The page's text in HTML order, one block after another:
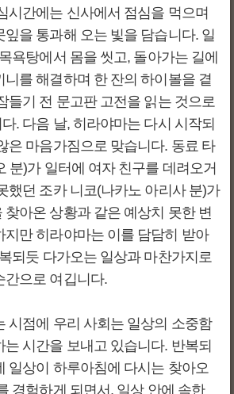
시간에는 신사에서 점심을 먹으며
을 통과해 오는 빛을 담습니다. 일
욕탕에서 몸을 씻고, 돌아가는 길에
니를 해결하며 한 잔의 하이볼을 곁
들기 전 문고판 고전을 읽는 것으로
. 다음 날, 히라야마는 다시 시작되
은 마음가짐으로 맞습니다. 동료 타
분)가 일터에 여자 친구를 데려오거
했던 조카 니코(나카노 아리사 분)가
찾아온 상황과 같은 예상치 못한 변
지만 히라야마는 이를 담담히 받아
되듯 다가오는 일상과 마찬가지로
간으로 여깁니다.
시점에 우리 사회는 일상의 소중함
시간을 보내고 있습니다. 반복되
일상이 하루아침에 다시는 찾아오
경험하게 되면서, 일상 안에 속한